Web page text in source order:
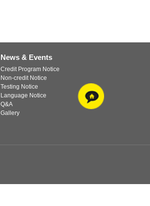
News & Events
Credit Program Notice
Non-credit Notice
Testing Notice
Language Notice
Q&A
Gallery